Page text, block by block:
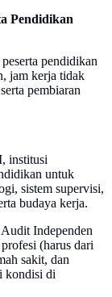
Pendidikan
pendidikan
jam kerja tidak
pembiaran
institusi
untuk
sistem supervisi,
budaya kerja.
Independen
(harus dari
sakit, dan
kondisi di